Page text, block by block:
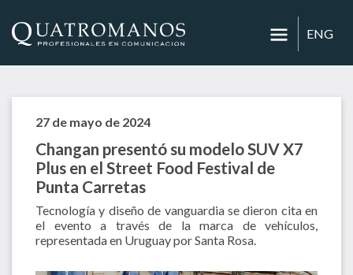
ENG
27 de mayo de 2024
Changan presentó su modelo SUV X7
Plus en el Street Food Festival de
Punta Carretas
Tecnología y diseño de vanguardia se dieron cita en
el evento a través de la marca de vehículos,
representada en Uruguay por Santa Rosa.